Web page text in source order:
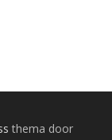
thema door